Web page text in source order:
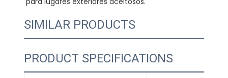
SIMILAR PRODUCTS
PRODUCT SPECIFICATIONS